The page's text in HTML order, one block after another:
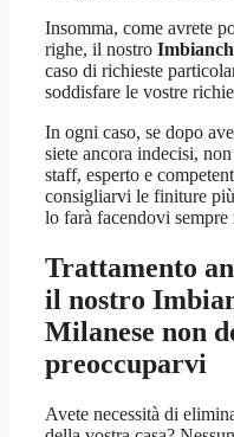
Insomma, come avrete
righe, il nostro
caso di richieste
soddisfare le vostre
In ogni caso, se dopo
siete ancora indecisi,
staff, esperto e
consigliarvi le finiture
lo farà facendovi sempre
Trattamento
il nostro
Milanese non
preoccuparvi
Avete necessità di